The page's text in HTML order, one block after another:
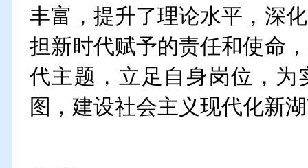
丰富 ， 提升了理论水平，深化
担新时代赋予的责任和使命
代主题，立足自身岗位，为
图，建设社会主义现代化新